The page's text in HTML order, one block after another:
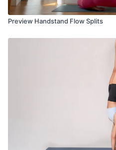
Preview Handstand Flow Splits